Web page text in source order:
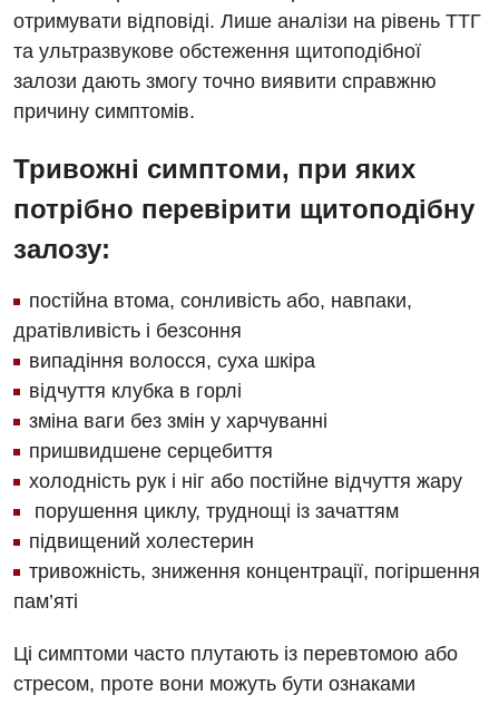
Для дітей
Дитяча алергологія
Дитяча кардіоревматологія
Дитяча неврологія
Дитяча ортопедія і травматологія
Дитяча оториноларингологія
Дитяча офтальмологія
Дитяча урологія
Дитяча хірургія
отримувати відповіді. Лише аналізи на рівень ТТГ
та ультразвукове обстеження щитоподібної
залози дають змогу точно виявити справжню
причину симптомів.
Тривожні симптоми, при яких
потрібно перевірити щитоподібну
залозу:
постійна втома, сонливість або, навпаки,
дратівливість і безсоння
випадіння волосся, суха шкіра
відчуття клубка в горлі
зміна ваги без змін у харчуванні
пришвидшене серцебиття
холодність рук і ніг або постійне відчуття жару
порушення циклу, труднощі із зачаттям
підвищений холестерин
тривожність, зниження концентрації, погіршення
пам’яті
Ці симптоми часто плутають із перевтомою або
стресом, проте вони можуть бути ознаками